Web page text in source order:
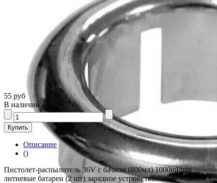
55 руб
В наличии
Описание
()
Пистолет-распылитель 36V с бачком (800мл) 1000ml/min
литиевые батареи (2 шт) зарядное устройство